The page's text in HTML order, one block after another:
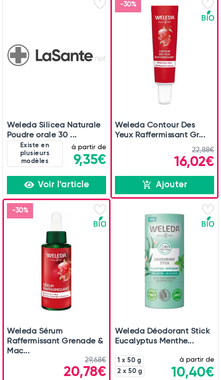
Weleda Silicea Naturale
Poudre orale 30 ...
Existe en
plusieurs
modèles
à partir de
9,35€
Voir l'article
-30%
Weleda Contour Des
Yeux Raffermissant Gr...
22,88€
16,02€
Ajouter
-30%
Weleda Sérum
Raffermissant Grenade &
Mac...
29,68€
20,78€
Weleda Déodorant Stick
Eucalyptus Menthe...
1 x 50 g
2 x 50 g
à partir de
10,40€